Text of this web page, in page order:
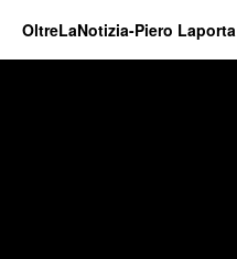
OltreLaNotizia-Piero Laporta